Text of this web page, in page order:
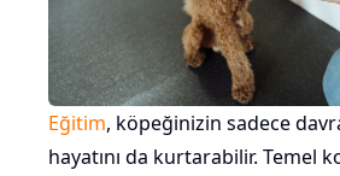
Eğitim, köpeğinizin sadece
hayatını da kurtarabilir. Temel